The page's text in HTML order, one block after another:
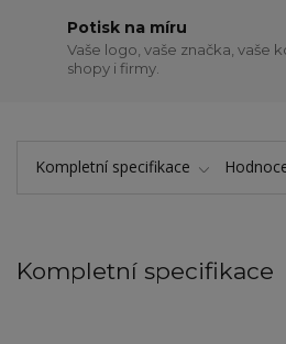
Potisk na míru
Vaše logo, vaše značka, vaše
shopy i firmy.
Kompletní specifikace
Kompletní specifikace